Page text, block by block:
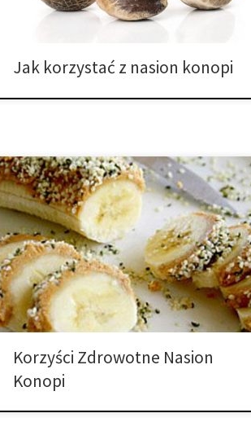
jogurt, płatki zbożowe […]
Jak korzystać z nasion konopi
Dużo białka, zero glutenu, i zawartość wszystkich
niezbędnych aminokwasów potrzebnych do
funkcjonowania na co dzień. Korzyści zdrowotne
nasion konopi: Doskonałe źródło roślinnego białka,
błonnika i wszystkich egzogennych aminokwasów (w
tym omega 3 i omega 6), witamin, minerałów i
przeciwutleniaczy. Dostarczają energię, stabilizują
apetyt, poprawiają trawienie. Trzy łyżki nasion konopi
zawierają […]
Korzyści Zdrowotne Nasion
Konopi